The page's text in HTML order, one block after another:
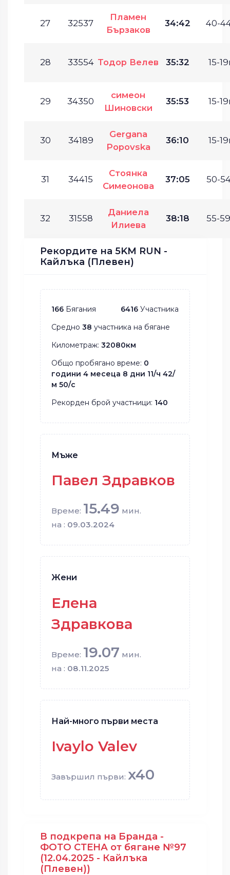
27 32537
Пламен
Бързаков
34:42 40-
28 33554 Тодор Велев 35:32 15-
29 34350
симеон
Шиновски
35:53 15-
30 34189
Gergana
Popovska
36:10 15-
31 34415
Стоянка
Симеонова
37:05 50-
32 31558
Даниела
Илиева
38:18 55-
Рекордите на 5KM RUN -
Кайлъка (Плевен)
166 Бягания 6416 Участника
Средно 38 участника на бягане
Километраж: 32080км
Общо пробягано време: 0
години 4 месеца 8 дни 11/ч 42/
м 50/с
Рекорден брой участници: 140
Мъже
Павел Здравков
Време: 15.49 мин.
на : 09.03.2024
Жени
Елена
Здравкова
Време: 19.07 мин.
на : 08.11.2025
Най-много първи места
Ivaylo Valev
Завършил първи: x40
В подкрепа на Бранда -
ФОТО СТЕНА от бягане №97
(12.04.2025 - Кайлъка
(Плевен))